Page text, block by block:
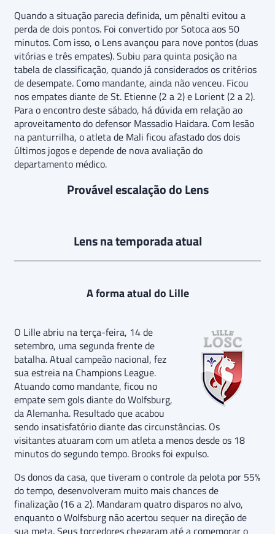
Quando a situação parecia definida, um pênalti evitou a
perda de dois pontos. Foi convertido por Sotoca aos 50
minutos. Com isso, o Lens avançou para nove pontos (duas
vitórias e três empates). Subiu para quinta posição na
tabela de classificação, quando já considerados os critérios
de desempate. Como mandante, ainda não venceu. Ficou
nos empates diante de St. Etienne (2 a 2) e Lorient (2 a 2).
Para o encontro deste sábado, há dúvida em relação ao
aproveitamento do defensor Massadio Haidara. Com lesão
na panturrilha, o atleta de Mali ficou afastado dos dois
últimos jogos e depende de nova avaliação do
departamento médico.
Provável escalação do Lens
Lens na temporada atual
A forma atual do Lille
O Lille abriu na terça-feira, 14 de
setembro, uma segunda frente de
batalha. Atual campeão nacional, fez
sua estreia na Champions League.
Atuando como mandante, ficou no
empate sem gols diante do Wolfsburg,
da Alemanha. Resultado que acabou
sendo insatisfatório diante das circunstâncias. Os
visitantes atuaram com um atleta a menos desde os 18
minutos do segundo tempo. Brooks foi expulso.
Os donos da casa, que tiveram o controle da pelota por 55%
do tempo, desenvolveram muito mais chances de
finalização (16 a 2). Mandaram quatro disparos no alvo,
enquanto o Wolfsburg não acertou sequer na direção de
sua meta. Seus torcedores chegaram até a comemorar o